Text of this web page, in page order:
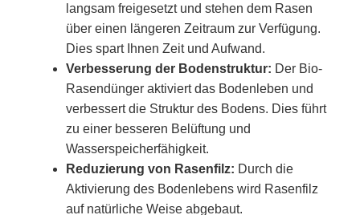
langsam freigesetzt und stehen dem Rasen
über einen längeren Zeitraum zur Verfügung.
Dies spart Ihnen Zeit und Aufwand.
Verbesserung der Bodenstruktur: Der Bio-
Rasendünger aktiviert das Bodenleben und
verbessert die Struktur des Bodens. Dies führt
zu einer besseren Belüftung und
Wasserspeicherfähigkeit.
Reduzierung von Rasenfilz: Durch die
Aktivierung des Bodenlebens wird Rasenfilz
auf natürliche Weise abgebaut.